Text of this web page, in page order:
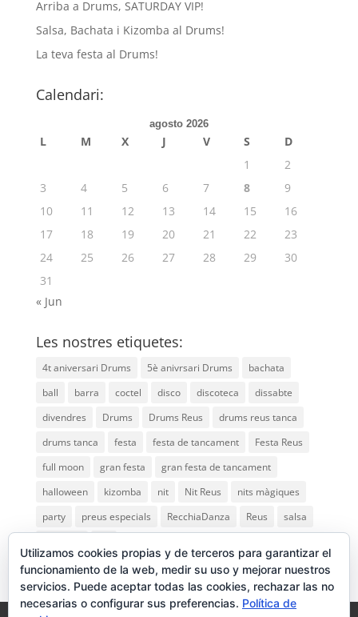
Arriba a Drums, SATURDAY VIP!
Salsa, Bachata i Kizomba al Drums!
La teva festa al Drums!
Calendari:
agosto 2026
L M X J V S
D
1
2
3
4 5 6 7 8
9
10
11 12 13 14 15
16
17
18 19 20 21 22
23
24
25 26 27 28 29
30
31
« Jun
Les nostres etiquetes:
4t aniversari Drums 5è anivrsari Drums
bachata
ball
barra coctel disco discoteca
dissabte
divendres
Drums Drums Reus
drums reus tanca
drums tanca
festa festa de tancament
Festa Reus
full moon
gran festa
gran festa de tancament
halloween
kizomba nit Nit Reus
nits màgiques
party
preus especials RecchiaDanza Reus
salsa
Utilizamos cookies propias y de terceros para garantizar el
funcionamiento de la web, medir su uso y mejorar nuestros
servicios. Puede aceptar todas las cookies, rechazar las no
necesarias o configurar sus preferencias. Política de